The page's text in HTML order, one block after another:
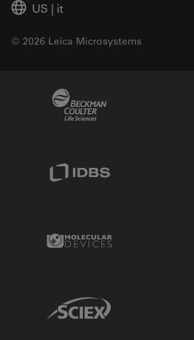
US | it
© 2026 Leica Microsystems
Molecular Devices Link
Sciex Link